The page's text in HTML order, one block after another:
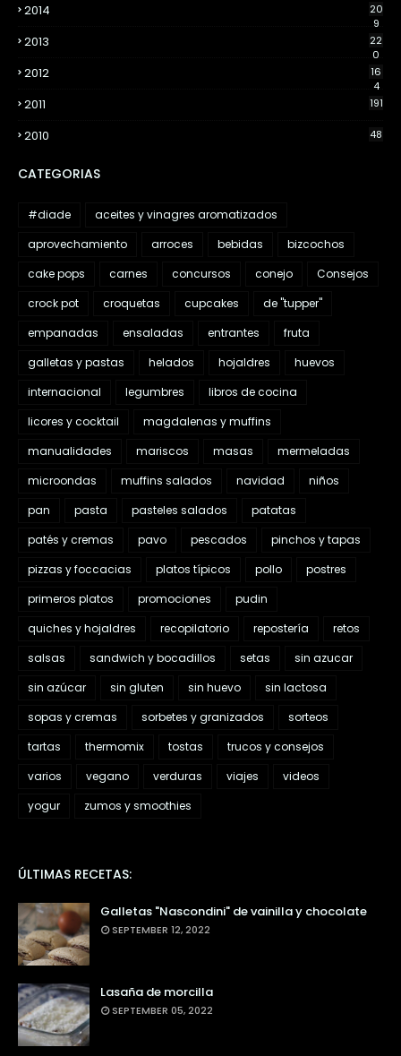
2014
20
9
2013
22
0
2012
16
4
2011 191
2010 48
CATEGORIAS
#diade
aceites y vinagres aromatizados
aprovechamiento
arroces bebidas
bizcochos
cake pops
carnes concursos conejo
Consejos
crock pot
croquetas cupcakes
de "tupper"
empanadas
ensaladas entrantes
fruta
galletas y pastas
helados hojaldres
huevos
internacional
legumbres
libros de cocina
licores y cocktail
magdalenas y muffins
manualidades
mariscos masas
mermeladas
microondas
muffins salados navidad
niños
pan
pasta pasteles salados
patatas
patés y cremas
pavo pescados
pinchos y tapas
pizzas y foccacias
platos típicos pollo
postres
primeros platos
promociones
pudin
quiches y hojaldres
recopilatorio repostería
retos
salsas
sandwich y bocadillos setas
sin azucar
sin azúcar
sin gluten sin huevo
sin lactosa
sopas y cremas
sorbetes y granizados
sorteos
tartas
thermomix tostas
trucos y consejos
varios
vegano verduras viajes
videos
yogur
zumos y smoothies
ÚLTIMAS RECETAS:
Galletas "Nascondini" de vainilla y chocolate
SEPTEMBER 12, 2022
Lasaña de morcilla
SEPTEMBER 05, 2022